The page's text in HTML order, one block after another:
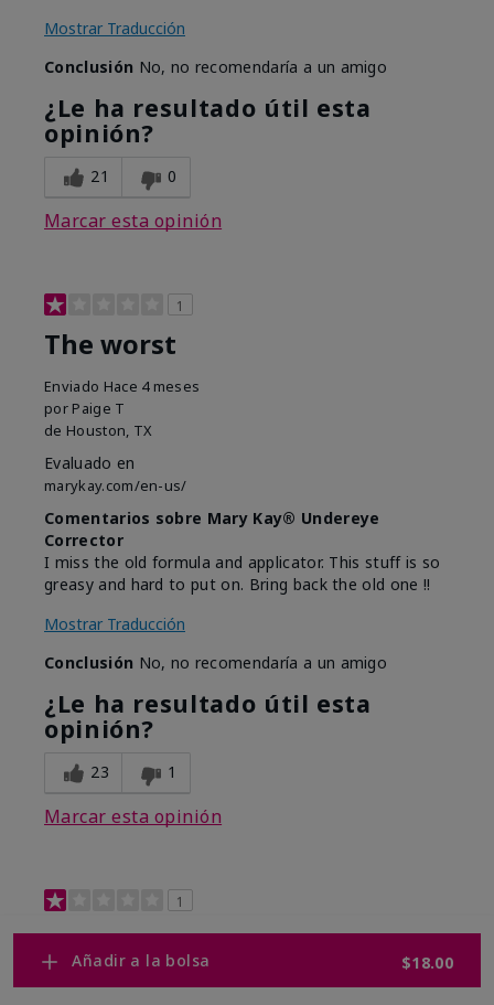
Añadir a la bolsa $18.00
Mostrar Traducción
Conclusión No, no recomendaría a un amigo
¿Le ha resultado útil esta
opinión?
21 0
Marcar esta opinión
1
The worst
Enviado Hace 4 meses
por Paige T
de Houston, TX
Evaluado en
marykay.com/en-us/
Comentarios sobre Mary Kay® Undereye
Corrector
I miss the old formula and applicator. This stuff is so
greasy and hard to put on. Bring back the old one !!
Mostrar Traducción
Conclusión No, no recomendaría a un amigo
¿Le ha resultado útil esta
opinión?
23 1
Marcar esta opinión
1
New under eye corrector